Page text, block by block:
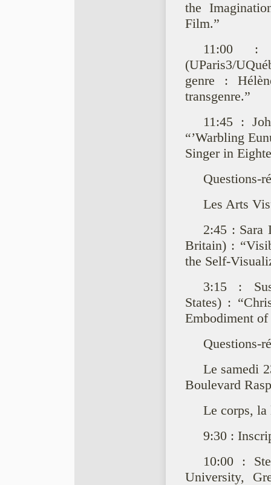
the
Film.”
11:00 :
(UParis3/
genre :
transgenre.”
11:45 :
“’Warbling
Singer in
Questions-
Les Arts
2:45 :
Britain) :
the Self-
3:15 :
States) :
Embodiment of
Questions-
Le samedi
Boulevard
Le corps,
9:30 :
10:00 :
University,